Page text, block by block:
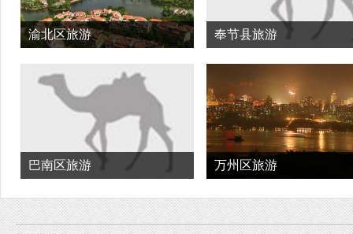
渝北区旅游 奉节县旅游
巴南区旅游 万州区旅游